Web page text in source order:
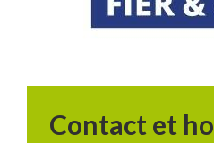
Contact et